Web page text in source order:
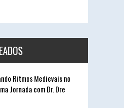
Ritmos Medievais no
Jornada com Dr. Dre